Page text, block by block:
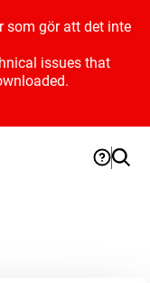
som gör att det inte
issues that